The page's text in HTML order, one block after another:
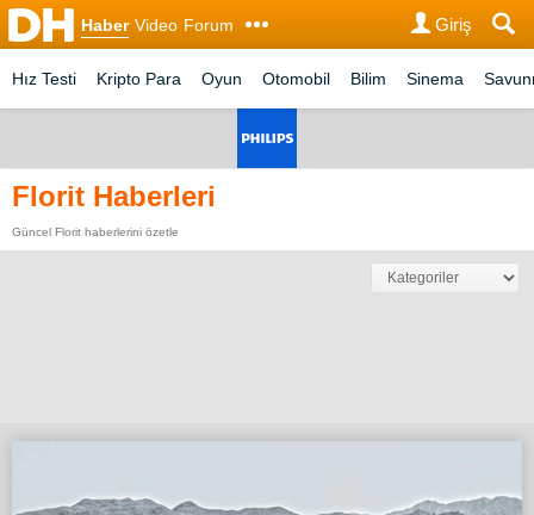
Haber Video Forum Giriş
Hız Testi Kripto Para Oyun Otomobil Bilim Sinema
Florit Haberleri
Güncel Florit haberlerini özetle